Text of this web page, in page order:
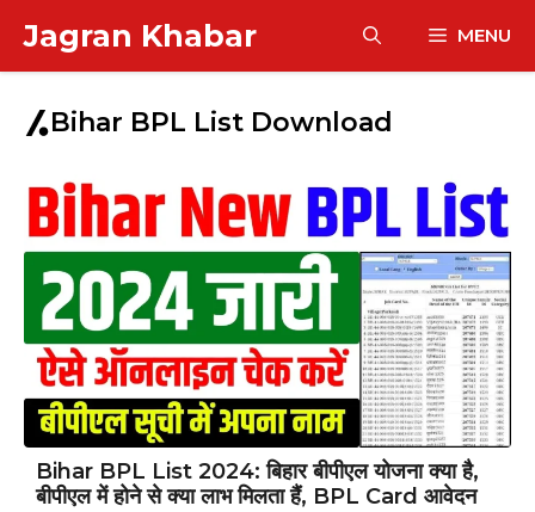
content
Jagran Khabar MENU
Bihar BPL List Download
Bihar BPL List 2024: बिहार बीपीएल योजना क्या है,
बीपीएल में होने से क्या लाभ मिलता हैं, BPL Card आवेदन